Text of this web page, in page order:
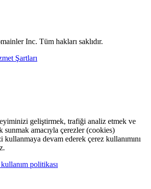
Inc. Tüm hakları saklıdır.
Şartları
geliştirmek, trafiği analiz etmek ve
amacıyla çerezler (cookies)
devam ederek çerez kullanımını
politikası